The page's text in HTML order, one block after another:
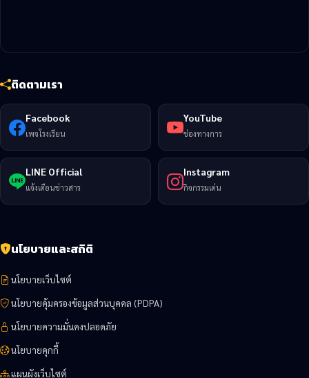
ติดตามเรา
Facebook
เพจโรงเรียน
YouTube
ช่องทางการ
LINE Official
แจ้งเตือนข่าวสาร
Instagram
กิจกรรมเด่น
นโยบายและสถิติ
นโยบายเว็บไซต์
นโยบายคุ้มครองข้อมูลส่วนบุคคล (PDPA)
นโยบายความมั่นคงปลอดภัย
นโยบายคุกกี้
แผนผังเว็บไซต์